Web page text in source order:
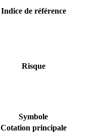
Indice de référence
Risque
Symbole
Cotation principale